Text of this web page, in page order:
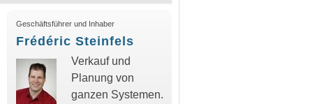
Geschäftsführer und Inhaber
Frédéric Steinfels
Verkauf und
Planung von
ganzen Systemen.